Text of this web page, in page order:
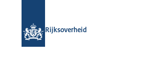
Rijksoverheid